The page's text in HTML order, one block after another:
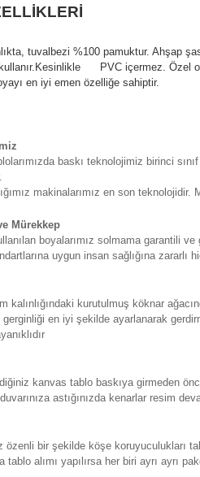
tuvalbezi %100 pamuktur. Ahşap
Kesinlikle PVC içermez. Özel
en iyi emen özelliğe sahiptir.
baskı teknolojimiz birinci
makinalarımız en son teknolojidir.
Mürekkep
boyalarımız solmama garantili ve
uygun insan sağlığına zararlı
kurutulmuş köknar
en iyi şekilde ayarlanarak
kanvas tablo baskıya girmeden
astığınızda kenarlar resim
özenli bir şekilde köşe koruyuculukları
alımı yapılırsa her biri ayrı ayrı